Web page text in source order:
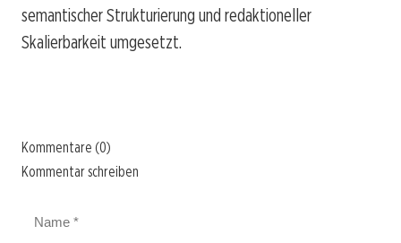
semantischer Strukturierung und redaktioneller
Skalierbarkeit umgesetzt.
Kommentare (0)
Kommentar schreiben